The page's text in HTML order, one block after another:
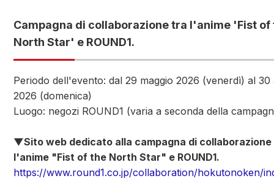
Campagna di collaborazione tra l'anime 'Fist of
North Star' e ROUND1.
Periodo dell'evento: dal 29 maggio 2026 (venerdì) al 30
2026 (domenica)
Luogo: negozi ROUND1 (varia a seconda della
▼Sito web dedicato alla campagna di
l'anime "Fist of the North Star" e ROUND1.
https://www.round1.co.jp/collaboration/hokutonoken/